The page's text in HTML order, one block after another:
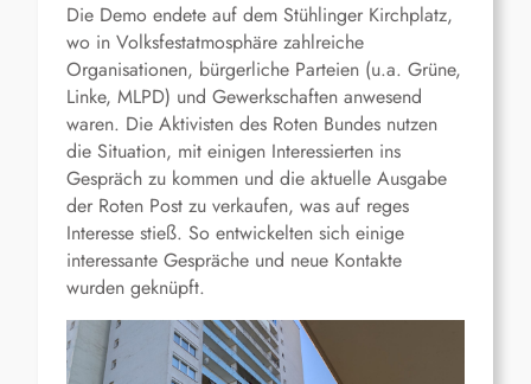
Die Demo endete auf dem Stühlinger Kirchplatz,
wo in Volksfestatmosphäre zahlreiche
Organisationen, bürgerliche Parteien (u.a. Grüne,
Linke, MLPD) und Gewerkschaften anwesend
waren. Die Aktivisten des Roten Bundes nutzen
die Situation, mit einigen Interessierten ins
Gespräch zu kommen und die aktuelle Ausgabe
der Roten Post zu verkaufen, was auf reges
Interesse stieß. So entwickelten sich einige
interessante Gespräche und neue Kontakte
wurden geknüpft.